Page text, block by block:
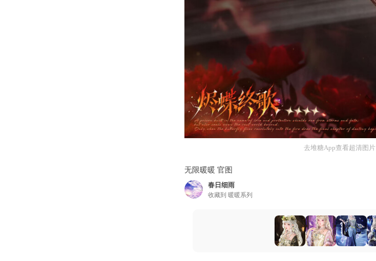
去堆糖App查看超清图片
无限暖暖 官图
春日细雨
收藏到 暖暖系列